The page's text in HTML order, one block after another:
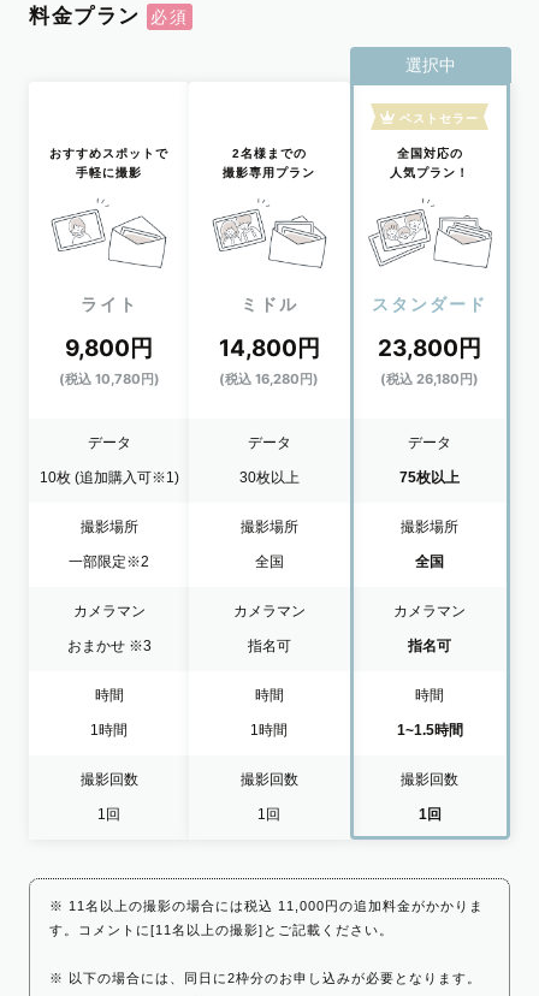
料金プラン
おすすめスポットで
手軽に撮影
ライト
9,800円
(税込 10,780円)
データ
10枚 (追加購入可※1)
撮影場所
一部限定※2
カメラマン
おまかせ ※3
時間
1時間
撮影回数
1回
2名様までの
撮影専用プラン
ミドル
14,800円
(税込 16,280円)
データ
30枚以上
撮影場所
全国
カメラマン
指名可
時間
1時間
撮影回数
1回
選択中
ベストセラー
全国対応の
人気プラン！
スタンダード
23,800円
(税込 26,180円)
データ
75枚以上
撮影場所
全国
カメラマン
指名可
時間
1~1.5時間
撮影回数
1回
※ 11名以上の撮影の場合には税込 11,000円の追加料金がかかりま
す。コメントに[11名以上の撮影]とご記載ください。
※ 以下の場合には、同日に2枠分のお申し込みが必要となります。